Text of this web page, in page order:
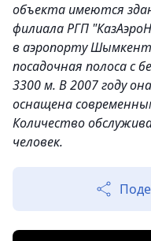
объекта имеются
филиала РГП
в аэропорту
посадочная полоса с
3300 м. В 2007 году
оснащена
Количество
человек.